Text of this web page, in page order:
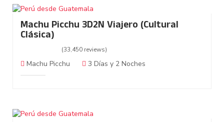
Machu Picchu 3D2N Viajero (Cultural
Clásica)
(33,450 reviews)
Machu Picchu 3 Días y 2 Noches